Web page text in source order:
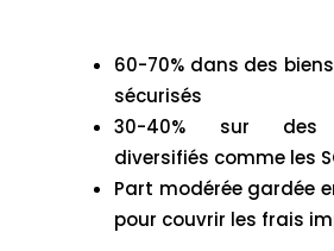
60-70% dans des
sécurisés
30-40% sur des
diversifiés comme les
Part modérée gardée
pour couvrir les frais